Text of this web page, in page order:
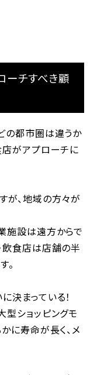
ーチすべき顧
の都市圏は違うか
店がアプローチに
が、地域の方々が
施設は遠方からで
飲食店は店舗の半
。
決まっている！
ショッピングモ
に寿命が長く、メ